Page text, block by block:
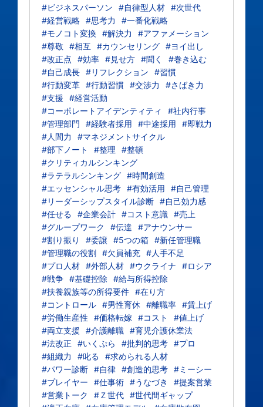
#ビジネスパーソン
#自律型人材 #次世代
#経営戦略 #思考力
#一番化戦略
#モノコト変換 #解決力
#アファメーション
#尊敬
#相互 #カウンセリング #ヨイ出し
#改正点
#効率 #見せ方 #聞く
#巻き込む
#自己成長 #リフレクション
#習慣
#行動変革 #行動習慣 #交渉力
#さばき力
#支援
#経営活動
#コーポレートアイデンティティ
#社内行事
#管理部門
#経験者採用 #中途採用
#即戦力
#人間力
#マネジメントサイクル
#部下ノート
#整理
#整頓
#クリティカルシンキング
#ラテラルシンキング #時間創造
#エッセンシャル思考 #有効活用
#自己管理
#リーダーシップスタイル診断 #自己効力感
#任せる
#企業会計 #コスト意識 #売上
#グループワーク
#伝達
#アナウンサー
#割り振り
#委譲 #5つの箱 #新任管理職
#管理職の役割 #欠員補充 #人手不足
#プロ人材 #外部人材 #ウクライナ
#ロシア
#戦争 #基礎控除
#給与所得控除
#扶養親族等の所得要件 #在り方
#コントロール #男性育休 #離職率 #賃上げ
#労働生産性
#価格転嫁 #コスト
#値上げ
#両立支援
#介護離職 #育児介護休業法
#法改正
#いくぷら #批判的思考 #プロ
#組織力
#叱る
#求められる人材
#パワー診断 #自律 #創造的思考 #ミーシー
#プレイヤー
#仕事術 #うなづき
#提案営業
#営業トーク
#Ｚ世代 #世代間ギャップ